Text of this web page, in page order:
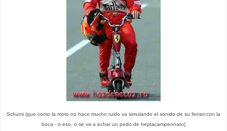
Schumi (que como la moto no hace mucho ruido va simulando el sonido de su ferrari con la
boca - o eso, o se va a echar un pedo de heptacampeonato)